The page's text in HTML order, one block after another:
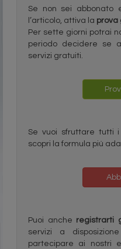
Se non sei abbonato
l’articolo, attiva la prova
Per sette giorni potrai
periodo decidere se
servizi gratuiti.
Se vuoi sfruttare tutti
scopri la formula più
Puoi anche registrarti
servizi a
partecipare ai nostri